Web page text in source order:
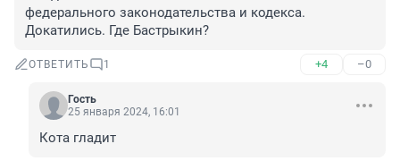
федерального законодательства и кодекса.
Докатились. Где Бастрыкин?
ОТВЕТИТЬ 1 +4 –0
Гость
25 января 2024, 16:01
Кота гладит